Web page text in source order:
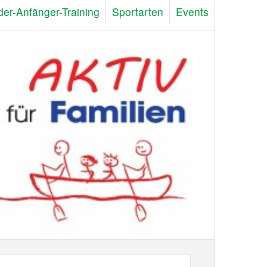
Anfänger-Training Sportarten Events